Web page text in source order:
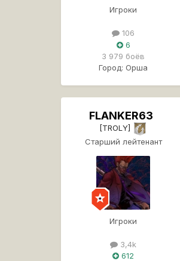
Игроки
106
6
3 979 боёв
Город: Орша
FLANKER63
[TROLY]
Старший лейтенант
Игроки
3,4k
612